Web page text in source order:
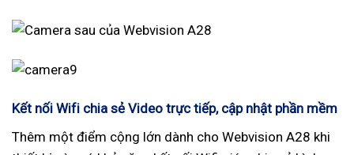
Kết nối Wifi chia sẻ Video trực tiếp, cập nhật phần mềm
Thêm một điểm cộng lớn dành cho Webvision A28 khi